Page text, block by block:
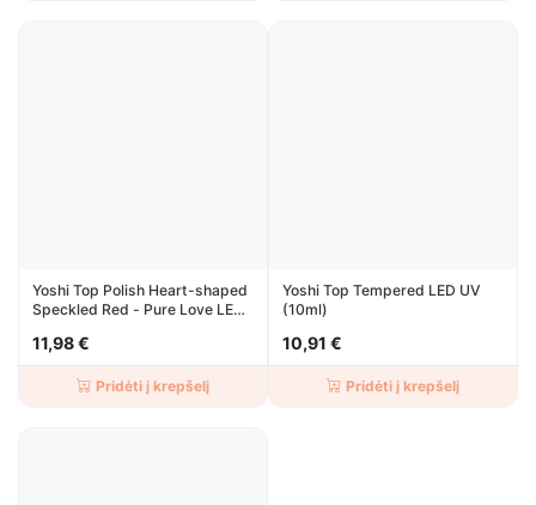
Yoshi Top Polish Heart-shaped
Speckled Red - Pure Love LED
11,98 €
Pridėti į krepšelį
Yoshi Top Tempered LED UV
(10ml)
10,91 €
Pridėti į krepšelį